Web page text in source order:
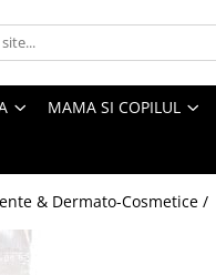
MAMA SI COPILUL
& Dermato-Cosmetice /